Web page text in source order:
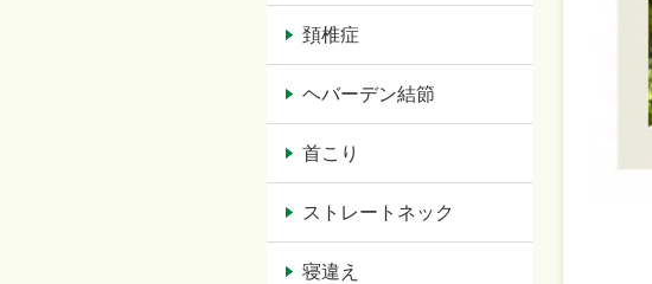
頚椎症
ヘバーデン結節
首こり
ストレートネック
寝違え